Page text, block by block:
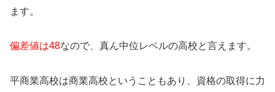
ます。
偏差値は48なので、真ん中位レベルの高校と言えます。
平商業高校は商業高校ということもあり、資格の取得に力